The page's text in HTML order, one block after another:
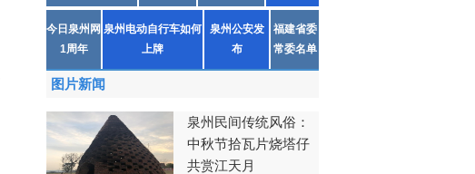
今日泉州网
1周年
泉州电动自行车如何
上牌
泉州公安发
布
福建省委
常委名单
图片新闻
泉州民间传统风俗：
中秋节拾瓦片烧塔仔
共赏江天月